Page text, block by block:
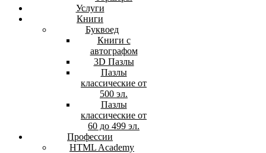
Услуги
Книги
Буквоед
Книги с
автографом
3D Пазлы
Пазлы
классические от
500 эл.
Пазлы
классические от
60 до 499 эл.
Профессии
HTML Academy